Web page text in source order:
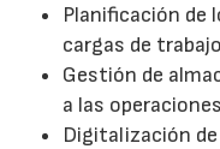
Planificación de
cargas de
Gestión de
a las
Digitalización